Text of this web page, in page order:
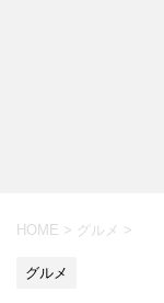
HOME > グルメ >
グルメ